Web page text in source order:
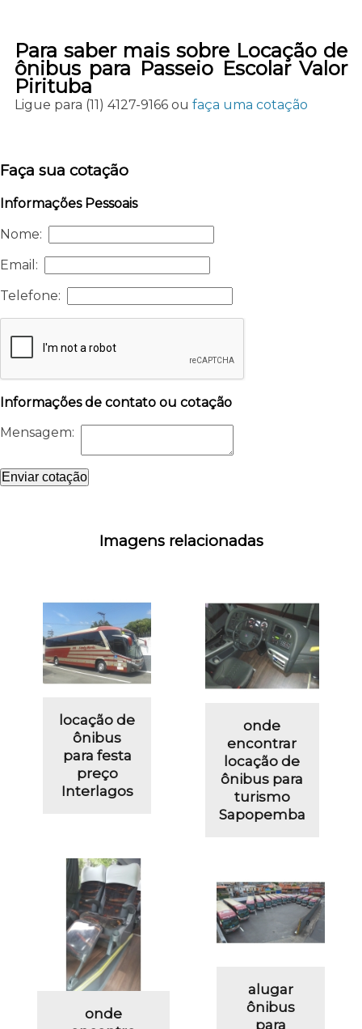
Para saber mais sobre Locação de
ônibus para Passeio Escolar Valor
Pirituba
Ligue para (11) 4127-9166ou faça uma cotação
Faça sua cotação
Informações Pessoais
Nome:
Email:
Telefone:
Informações de contato ou cotação
Mensagem:
Enviar cotação
Imagens relacionadas
locação de
ônibus
para festa
preço
Interlagos
onde
encontrar
locação de
ônibus para
turismo
Sapopemba
onde
alugar
ônibus
para